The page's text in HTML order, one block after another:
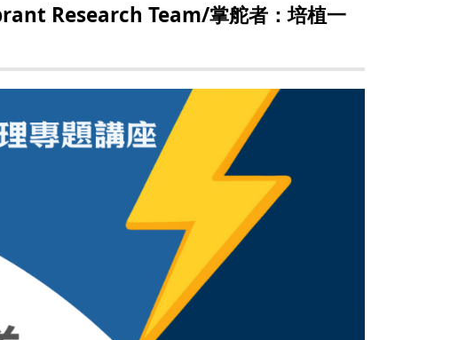
Research Team/掌舵者：培植一